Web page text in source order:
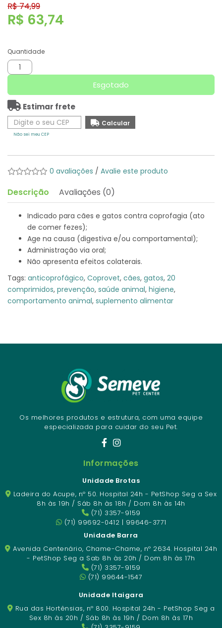
R$ 74,99
R$ 63,74
Quantidade
Esgotado
Estimar frete
Não sei meu CEP
0 avaliações / Avalie este produto
Descrição Avaliações (0)
Indicado para cães e gatos contra coprofagia (ato
de comer fezes);
Age na causa (digestiva e/ou comportamental);
Administração via oral;
Não apresenta efeitos colaterais.
Tags: anticoprofágico, Coprovet, cães, gatos, 20
comprimidos, prevenção, saúde animal, higiene,
comportamento animal, suplemento alimentar
Os melhores produtos e estrutura, com uma equipe
especializada para cuidar do seu Pet.
Informações
Unidade Brotas
Ladeira do Acupe, nº 50. Hospital 24h - PetShop Seg a Sex
8h às 19h / Sáb 8h às 18h / Dom 8h às 14h
(71) 3357-9159
(71) 99692-0412 | 99646-3771
Unidade Barra
Avenida Centenário, Chame-Chame, nº 2634. Hospital 24h
- PetShop Seg a Sab 8h às 20h / Dom 8h às 17h
(71) 3357-9159
(71) 99644-1547
Unidade Itaigara
Rua das Hortênsias, nº 800. Hospital 24h - PetShop Seg a
Sex 8h às 20h / Sáb 8h às 19h / Dom 8h às 17h